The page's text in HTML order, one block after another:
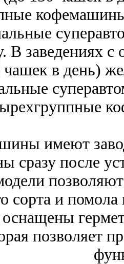
В заведениях
в день)
имеют
сразу после
позволяют
сорта и
позволяет